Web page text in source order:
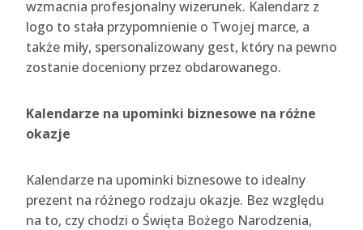
wzmacnia profesjonalny wizerunek. Kalendarz z
logo to stała przypomnienie o Twojej marce, a
także miły, spersonalizowany gest, który na pewno
zostanie doceniony przez obdarowanego.
Kalendarze na upominki biznesowe na różne
okazje
Kalendarze na upominki biznesowe to idealny
prezent na różnego rodzaju okazje. Bez względu
na to, czy chodzi o Święta Bożego Narodzenia,